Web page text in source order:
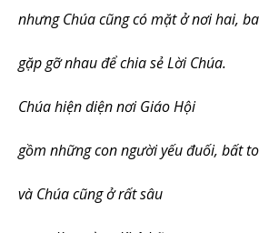
nhưng Chúa cũng có mặt ở nơi hai,
gặp gỡ nhau để chia sẻ Lời Chúa.
Chúa hiện diện nơi Giáo Hội
gồm những con người yếu đuối, bất
và Chúa cũng ở rất sâu